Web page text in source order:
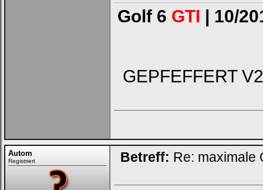
Golf 6 GTI | 10/
GEPFEFFERT
Autom
Registriert Betreff: Re: maximale